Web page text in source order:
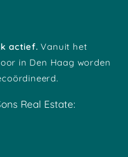
actief.Vanuit het
in Den Haag worden
Real Estate: